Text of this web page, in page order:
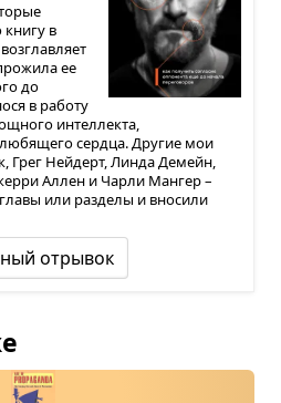
в
ее
до
в работу
интеллекта,
сердца. Другие мои
Грег Нейдерт, Линда Демейн,
Аллен и Чарли Мангер –
или разделы и вносили
отрывок